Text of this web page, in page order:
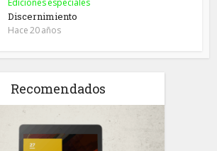
Ediciones especiales
Discernimiento
Hace 20 años
Recomendados